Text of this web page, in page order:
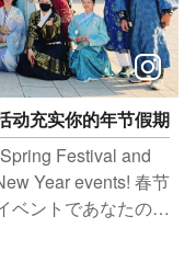
动充实你的年节假期
Festival and
Year events! 春节
ベントであなたの旧
들이는 타이중으로!